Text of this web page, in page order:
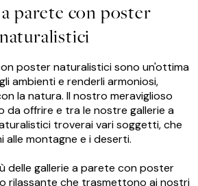
parete con poster
naturalistici
poster naturalistici sono un'ottima
ambienti e renderli armoniosi,
la natura. Il nostro meraviglioso
da offrire e tra le nostre gallerie a
troverai vari soggetti, che
alle montagne e i deserti.
delle gallerie a parete con poster
rilassante che trasmettono ai nostri